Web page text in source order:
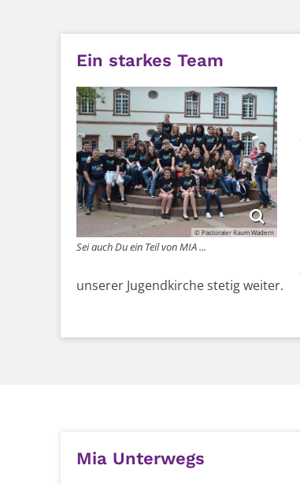
Ein starkes Team
© Pastoraler Raum Wadern
Sei auch Du ein Teil von MIA ...
unserer Jugendkirche stetig weiter.
Mia Unterwegs